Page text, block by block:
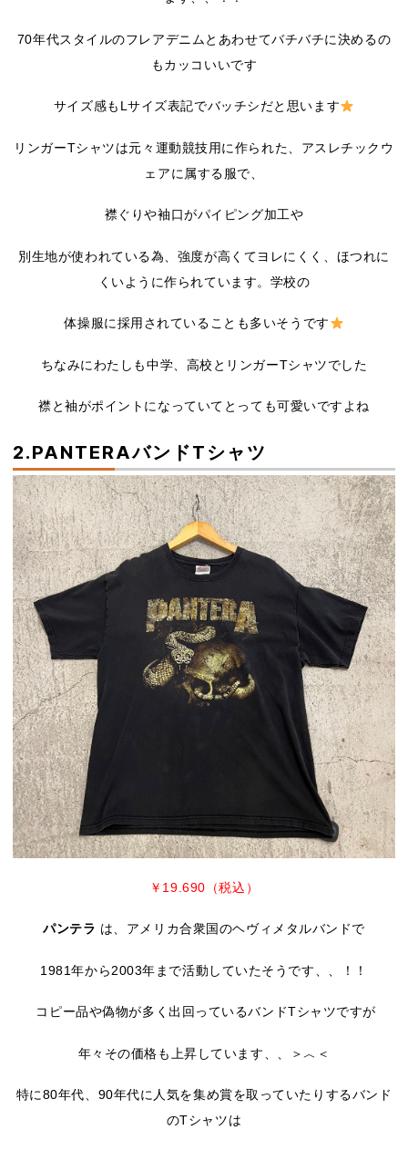
70年代スタイルのフレアデニムとあわせてバチバチに決めるの
もカッコいいです
サイズ感もLサイズ表記でバッチシだと思います
リンガーTシャツは元々運動競技用に作られた、アスレチックウ
ェアに属する服で、
襟ぐりや袖口がパイピング加工や
別生地が使われている為、強度が高くてヨレにくく、ほつれに
くいように作られています。学校の
体操服に採用されていることも多いそうです
ちなみにわたしも中学、高校とリンガーTシャツでした
襟と袖がポイントになっていてとっても可愛いですよね
2.PANTERAバンドTシャツ
￥19.690（税込）
パンテラ は、アメリカ合衆国のヘヴィメタルバンドで
1981年から2003年まで活動していたそうです、、！！
コピー品や偽物が多く出回っているバンドTシャツですが
年々その価格も上昇しています、、＞︿＜
特に80年代、90年代に人気を集め賞を取っていたりするバンド
のTシャツは